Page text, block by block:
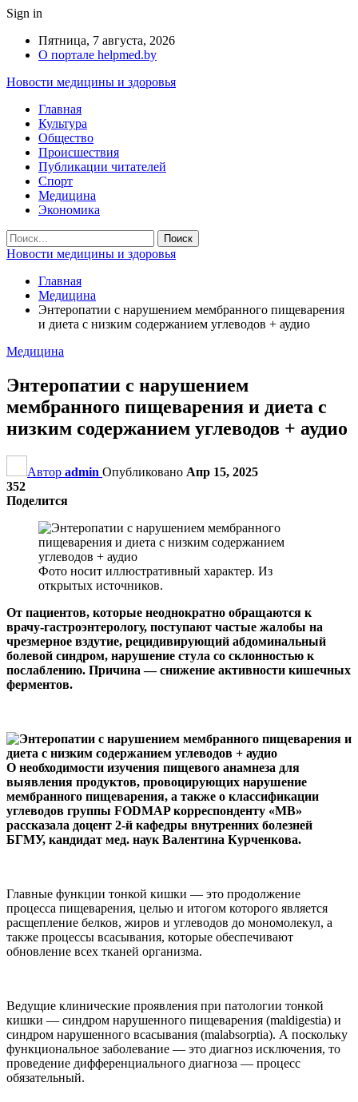
Sign in
Пятница, 7 августа, 2026
О портале helpmed.by
Новости медицины и здоровья
Главная
Культура
Общество
Происшествия
Публикации читателей
Спорт
Медицина
Экономика
Новости медицины и здоровья
Главная
Медицина
Энтеропатии с нарушением мембранного пищеварения
и диета с низким содержанием углеводов + аудио
Медицина
Энтеропатии с нарушением
мембранного пищеварения и диета с
низким содержанием углеводов + аудио
Автор admin Опубликовано Апр 15, 2025
352
Поделится
Фото носит иллюстративный характер. Из
открытых источников.
От пациентов, которые неоднократно обращаются к
врачу-гастроэнтерологу, поступают частые жалобы на
чрезмерное вздутие, рецидивирующий абдоминальный
болевой синдром, нарушение стула со склонностью к
послаблению. Причина — снижение активности кишечных
ферментов.
О необходимости изучения пищевого анамнеза для
выявления продуктов, провоцирующих нарушение
мембранного пищеварения, а также о классификации
углеводов группы FODMAP корреспонденту «МВ»
рассказала доцент 2-й кафедры внутренних болезней
БГМУ, кандидат мед. наук Валентина Курченкова.
Главные функции тонкой кишки — это продолжение
процесса пищеварения, целью и итогом которого является
расщепление белков, жиров и углеводов до мономолекул, а
также процессы всасывания, которые обеспечивают
обновление всех тканей организма.
Ведущие клинические проявления при патологии тонкой
кишки — синдром нарушенного пищеварения (maldigestia) и
синдром нарушенного всасывания (malabsorptia). А поскольку
функциональное заболевание — это диагноз исключения, то
проведение дифференциального диагноза — процесс
обязательный.